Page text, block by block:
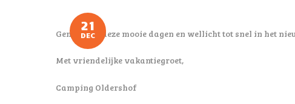
21
DEC
Geniet van deze mooie dagen en wellicht tot snel in het
Met vriendelijke vakantiegroet,
Camping Oldershof